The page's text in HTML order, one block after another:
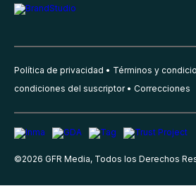
Política de privacidad Términos y
condiciones del suscriptor
Correcciones
©2026 GFR Media, Todos los Derechos